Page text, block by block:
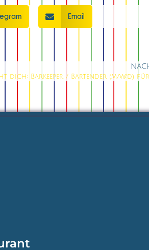
Email